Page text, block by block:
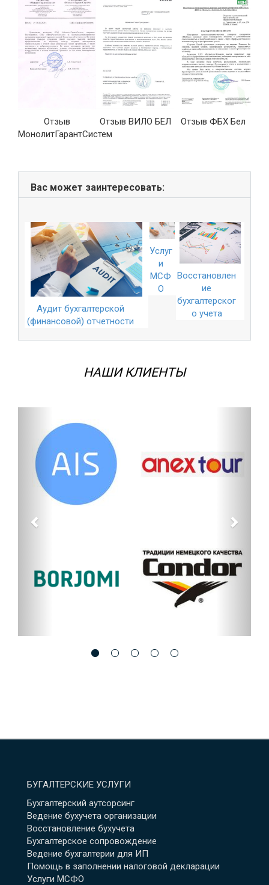
Отзыв
МонолитГарантСистем
Отзыв ВИЛО БЕЛ Отзыв ФБХ Бел
Вас может заинтересовать:
Аудит бухгалтерской
(финансовой) отчетности
Услуг
и
МСФ
О
Восстановлен
ие
бухгалтерског
о учета
НАШИ КЛИЕНТЫ
БУГАЛТЕРСКИЕ УСЛУГИ
Бухгалтерский аутсорсинг
Ведение бухучета организации
Восстановление бухучета
Бухгалтерское сопровождение
Ведение бухгалтерии для ИП
Помощь в заполнении налоговой декларации
Услуги МСФО